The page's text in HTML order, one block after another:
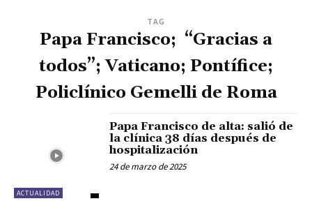
TAG
Papa Francisco; “Gracias a
todos”; Vaticano; Pontífice;
Policlínico Gemelli de Roma
ACTUALIDAD
Papa Francisco de alta: salió de
la clínica 38 días después de
hospitalización
24 de marzo de 2025